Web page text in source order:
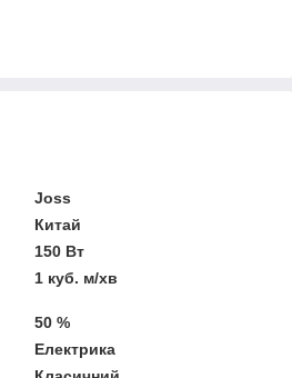
Joss
Китай
150 Вт
1 куб. м/хв
50 %
Електрика